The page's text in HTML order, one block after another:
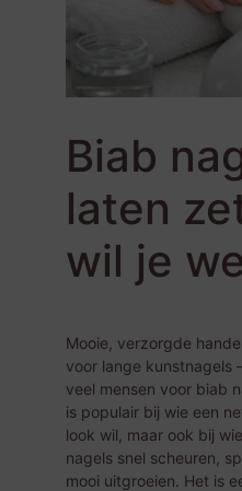
Biab
laten
wil je
Mooie, verzorgde
voor lange kunstnagels
veel mensen voor biab
is populair bij wie een
look wil, maar ook bij
nagels snel scheuren,
mooi uitgroeien. Het is